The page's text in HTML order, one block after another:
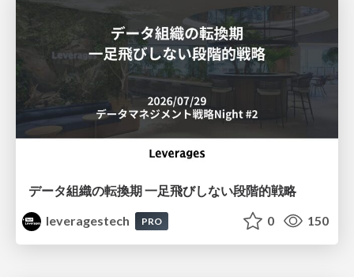
データ組織の転換期 一足飛びしない段階的戦略
leveragestech
PRO 0 150